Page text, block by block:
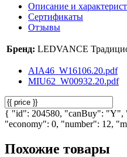
Описание и
Сертификаты
Отзывы
Бренд: LEDVANCE
AIA46_W16106.20.pdf
MIU62_W00932.20.pdf
{ "id": 204580, "canBuy": "Y",
"economy": 0, "number": 12,
Похожие товары